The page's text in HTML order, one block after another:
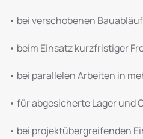
• bei verschobenen
• beim Einsatz kurzfristiger
• bei parallelen Arbeiten in
• für abgesicherte Lager und
• bei projektübergreifenden